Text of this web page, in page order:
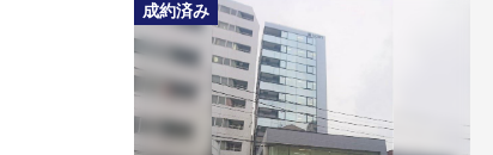
成約済み